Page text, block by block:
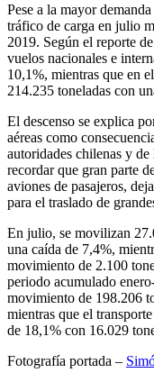
Pese a la mayor
tráfico de carga en julio
2019. Según el reporte
vuelos nacionales e
10,1%, mientras que en
214.235 toneladas con
El descenso se explica
aéreas como
autoridades chilenas y
recordar que gran parte
aviones de pasajeros,
para el traslado de
En julio, se movilizan
una caída de 7,4%,
movimiento de 2.100
periodo acumulado
movimiento de 198.206
mientras que el
de 18,1% con 16.029
Fotografía portada –